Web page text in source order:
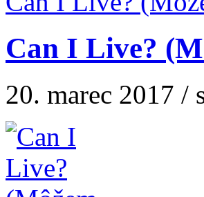
Can I Live?
20. marec 2017 /